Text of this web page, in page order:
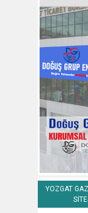
YOZGAT